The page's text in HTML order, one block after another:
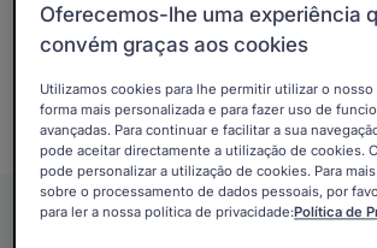
para reduzirmos o nosso impacto
progredirmos cada vez mais nas
relação ao nosso planeta, para uma
mais justa.
Oferecemos-lhe uma experiência
convém graças aos cookies
Utilizamos cookies para lhe permitir utilizar o
forma mais personalizada e para fazer uso de
avançadas. Para continuar e facilitar a sua
pode aceitar directamente a utilização de cookies.
pode personalizar a utilização de cookies. Para
sobre o processamento de dados pessoais, por
para ler a nossa política de privacidade:Política de